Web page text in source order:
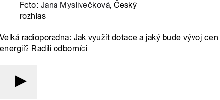
Foto: Jana Myslivečková, Český
rozhlas
Velká radioporadna: Jak využít dotace a jaký bude vývoj cen
energií? Radili odborníci